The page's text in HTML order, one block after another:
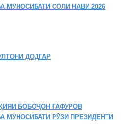
МУНОСИБАТИ СОЛИ НАВИ 2026
ДОДГАР
БОБОҶОН ҒАФУРОВ
МУНОСИБАТИ РӮЗИ ПРЕЗИДЕНТИ